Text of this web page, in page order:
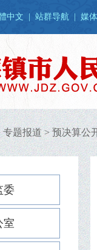
中文 站群导航 媒
专题报道>预决算公
委
室